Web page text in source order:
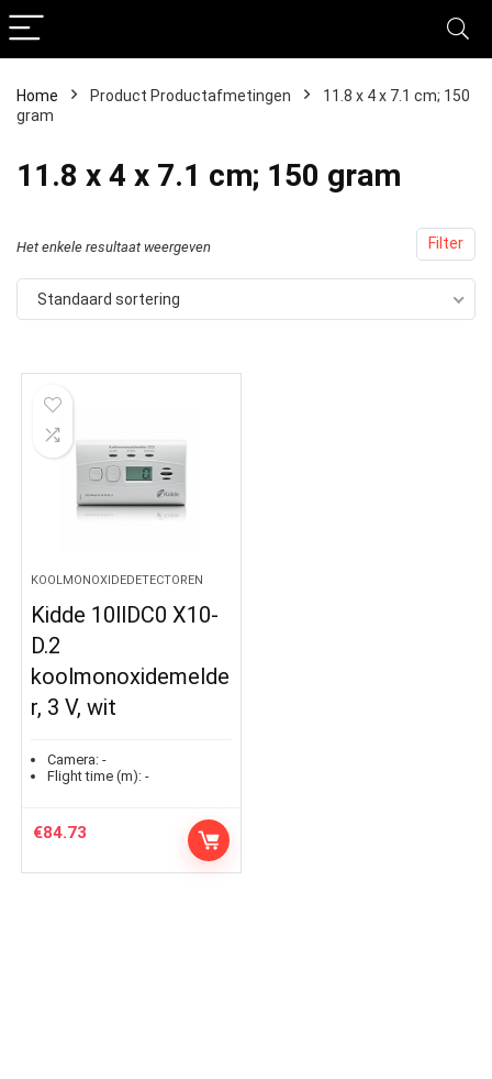
Home Product Productafmetingen
‎11.8 x 4 x 7.1 cm; 150
gram
‎11.8 x 4 x 7.1 cm; 150 gram
Filter
Het enkele resultaat weergeven
Standaard sortering
KOOLMONOXIDEDETECTOREN
Kidde 10llDC0 X10-
D.2
koolmonoxidemelde
r, 3 V, wit
Camera: -
Flight time (m): -
€84.73